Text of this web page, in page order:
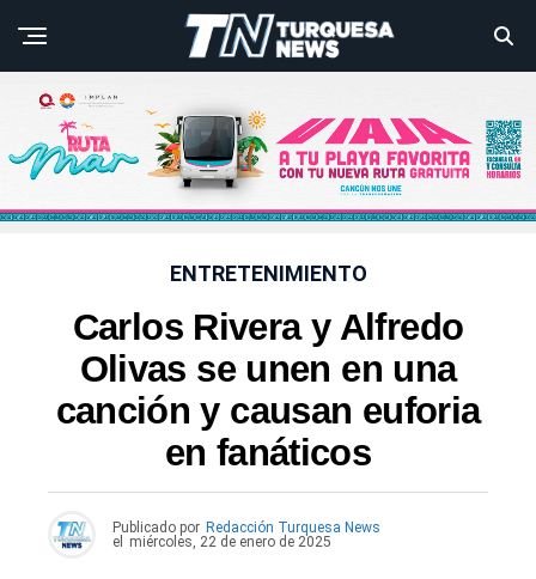
ENTRETENIMIENTO
Carlos Rivera y Alfredo
Olivas se unen en una
canción y causan euforia
en fanáticos
Publicado por Redacción Turquesa News
el
miércoles, 22 de enero de 2025